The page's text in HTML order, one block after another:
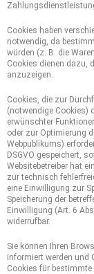
Cookies haben
notwendig, da
würden (z. B. die
Cookies dienen dazu,
anzuzeigen.
Cookies, die zur
(notwendige Cookies)
erwünschter
oder zur Optimierung
Webpublikums)
DSGVO gespeichert,
Websitebetreiber hat
zur technisch
eine Einwilligung zur
Speicherung der
Einwilligung (Art. 6
widerrufbar.
Sie können Ihren
informiert werden und
Cookies für